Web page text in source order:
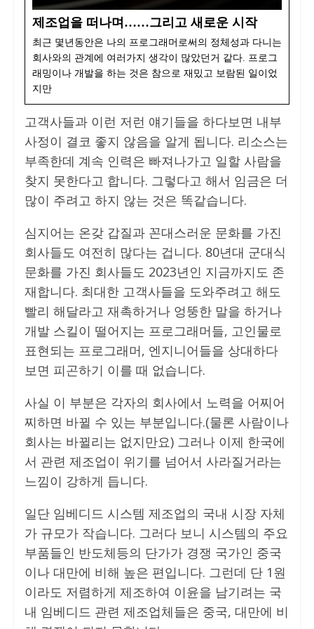
제조업을 떠나며……그리고 새로운 시작
최근 몇년동안은 나의 프로그래머로써의 정체성과 다니는
회사와의 관계에 여러가지 생각이 많았던거 같다. 프로그
래밍이나 개발을 하는 것은 참으로 재밌고 보람된 일이었
지만
고객사들과 이런 저런 얘기들을 하다보면 내부
사정이 결코 좋지 않음을 알게 됩니다. 리소스는
부족한데 계속 인력은 빠져나가고 일할 사람을
찾지 못한다고 합니다. 그렇다고 해서 임금은 더
많이 주려고 하지 않는 것은 똑같습니다.
심지어는 온갖 갑질과 꼰대스러운 문화를 가진
회사들도 여전히 많다는 겁니다. 80년대 군대식
문화를 가진 회사들도 2023년인 지금까지도 존
재합니다. 최대한 고객사들을 도와주려고 해도
빨리 해달라고 재촉하거나 엉뚱한 말을 하거나
개발 스킬이 떨어지는 프로그래머들, 고인물로
표현되는 프로그래머, 엔지니어들을 상대하다
보면 피곤하기 이를 때 없습니다.
사실 이 부분은 각자의 회사에서 노력을 어찌어
찌하면 바뀔 수 있는 부분입니다.(물론 사람이나
회사는 바뀔리는 없지만요) 그러나 이제 한국에
서 관련 제조업이 위기를 넘어서 사라질거라는
느낌이 강하게 듭니다.
일단 임베디드 시스템 제조업의 국내 시장 자체
가 규모가 작습니다. 그러다 보니 시스템의 주요
부품들인 반도체등의 단가가 경쟁 국가인 중국
이나 대만에 비해 높은 편입니다. 그런데 단 1원
이라도 저렴하게 제조하여 이윤을 남기려는 국
내 임베디드 관련 제조업체들은 중국, 대만에 비